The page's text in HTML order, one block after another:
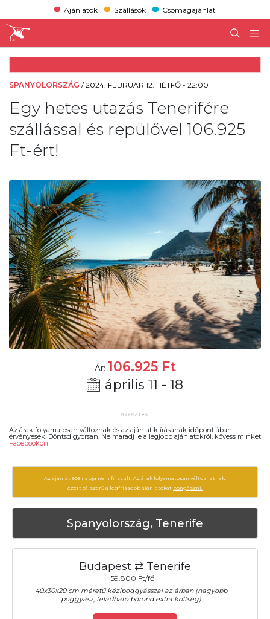
Ajánlatok Szállások Csomagajánlat
SPANYOLORSZÁG /2024. FEBRUÁR 12. HÉTFŐ - 22:00
Egy hetes utazás Tenerifére
szállással és repülővel 106.925
Ft-ért!
Ár: 106.925 Ft
április 11 - 18
Az árak folyamatosan változnak és az ajánlat kiírásanak időpontjában
érvényesek. Döntsd gyorsan. Ne maradj le a legjobb ajánlatokról, kövess minket
Facebookon!
Az ajánlat 905 napja nem frissült. Az árak folyamatosan változhatnak,
ezért célszerű a legfrissebb ajánlatokat böngészni.
Spanyolország, Tenerife
Budapest ⇄ Tenerife
59.800 Ft/fő
40x30x20 cm méretű kézipoggyásszal az árban (nagyobb
poggyász, feladható bőrönd extra költség)